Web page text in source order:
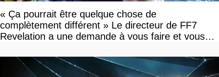
« Ça pourrait être quelque chose de
complètement différent » Le directeur de FF7
Revelation a une demande à vous faire et vous